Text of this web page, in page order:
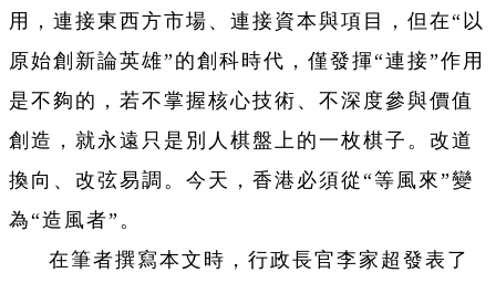
用，連接東西方市場、連接資本與項目，但在“以
原始創新論英雄”的創科時代，僅發揮“連接”作用
是不夠的，若不掌握核心技術、不深度參與價值
創造，就永遠只是別人棋盤上的一枚棋子。改道
換向、改弦易調。今天，香港必須從“等風來”變
為“造風者”。
在筆者撰寫本文時，行政長官李家超發表了